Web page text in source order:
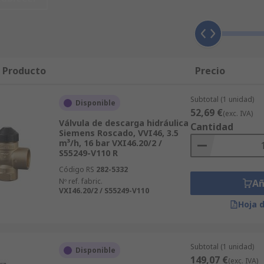
cumplen los más altos estándares de calidad y
ofrecemos un resumen técnico de todas los productos
información y asesoría. Recuerde también que, si
¿No consigue decidirse entre productos de
de Presión Hidráulicas - Montaje CETOP por
Precio
Disponible
Válvula de descarga hidráulica
Siemens Roscado, VVI46, 3.5
m³/h, 16 bar VXI46.20/2 /
S55249-V110 R
Código RS 282-5332
Nº ref. fabric.
VXI46.20/2 / S55249-V110
Subtotal (1 unidad)
52,69 €(exc. IVA)
Cantidad
Hoja
Disponible Subtotal (1 unidad)
149,07 €(exc. IVA)